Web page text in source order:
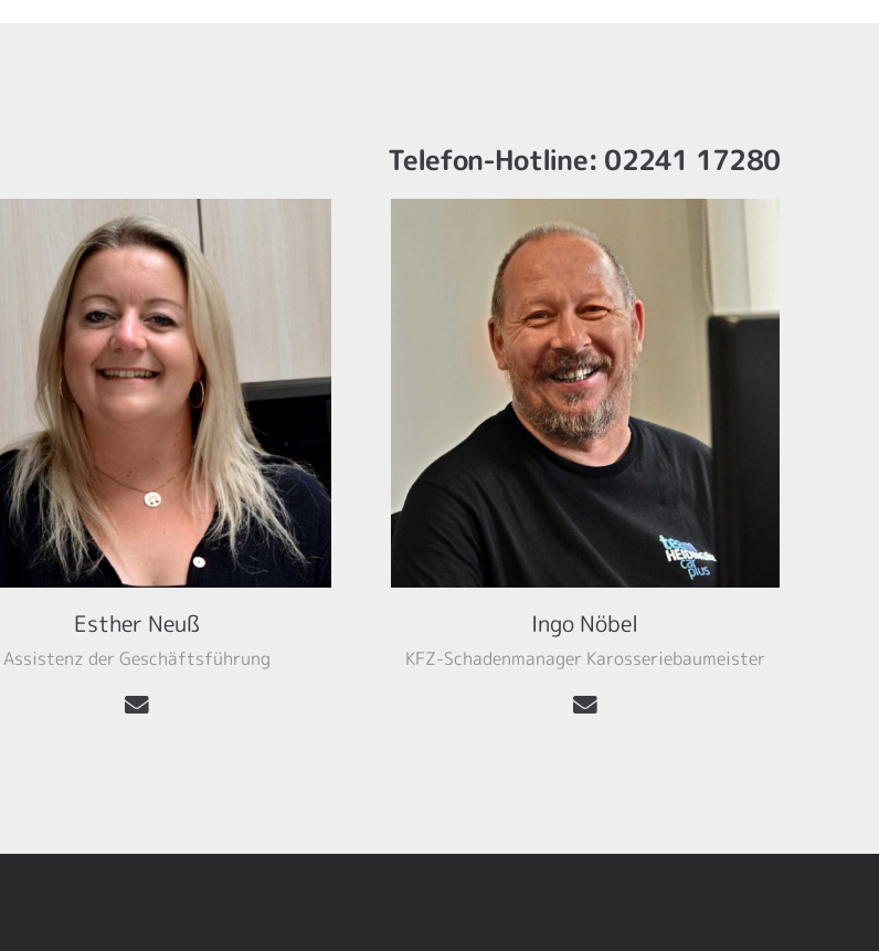
Telefon-Hotline: 02241 17280
Esther Neuß
Assistenz der Geschäftsführung
Ingo Nöbel
KFZ-Schadenmanager Karosseriebaumeister